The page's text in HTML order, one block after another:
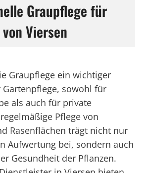
Graupflege für
Viersen
Graupflege ein wichtiger
sowohl für
als auch für private
Pflege von
Rasenflächen trägt nicht nur
Aufwertung bei, sondern auch
Gesundheit der Pflanzen.